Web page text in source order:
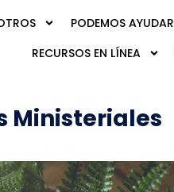
PODEMOS AYUDAR
RECURSOS EN LÍNEA
Ministeriales